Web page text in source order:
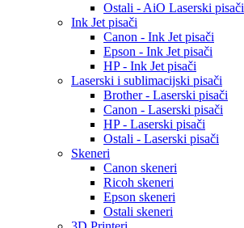
Ostali - AiO Laserski pisači
Ink Jet pisači
Canon - Ink Jet pisači
Epson - Ink Jet pisači
HP - Ink Jet pisači
Laserski i sublimacijski pisači
Brother - Laserski pisači
Canon - Laserski pisači
HP - Laserski pisači
Ostali - Laserski pisači
Skeneri
Canon skeneri
Ricoh skeneri
Epson skeneri
Ostali skeneri